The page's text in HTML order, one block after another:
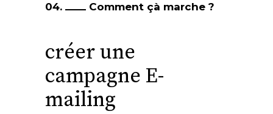
04. Comment çà marche ?
créer une
campagne E-
mailing